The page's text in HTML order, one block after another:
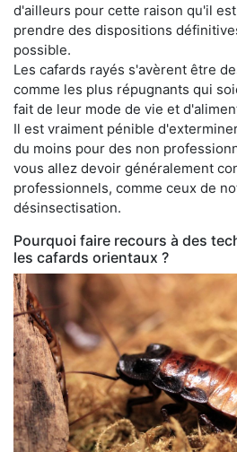
d'ailleurs pour cette raison qu'il
prendre des dispositions
possible.
Les cafards rayés s'avèrent être
comme les plus répugnants qui
fait de leur mode de vie et
Il est vraiment pénible
du moins pour des non
vous allez devoir généralement
professionnels, comme ceux de
désinsectisation.
Pourquoi faire recours à des
les cafards orientaux ?